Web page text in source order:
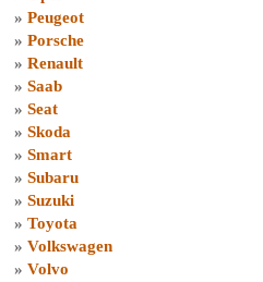
» Peugeot
» Porsche
» Renault
» Saab
» Seat
» Skoda
» Smart
» Subaru
» Suzuki
» Toyota
» Volkswagen
» Volvo